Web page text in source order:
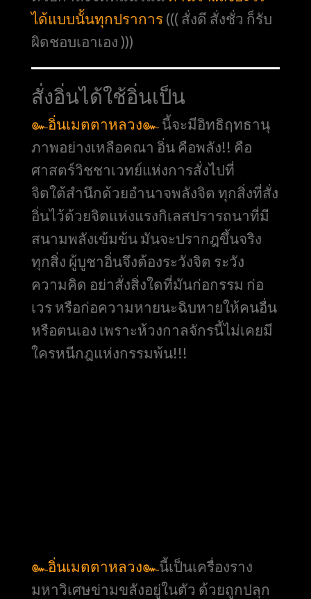
ได้แบบนั้นทุกปราการ ((( สั่งดี สั่งชั่ว ก็รับ
ผิดชอบเอาเอง )))
สั่งอิ่นได้ใช้อิ่นเป็น
๛อิ่นเมตตาหลวง๛ นี้จะมีอิทธิฤทธานุ
ภาพอย่างเหลือคณา อิ่น คือพลัง!! คือ
ศาสตร์วิชชาเวทย์แห่งการสั่งไปที่
จิตใต้สำนึกด้วยอำนาจพลังจิต ทุกสิ่งที่สั่ง
อิ่นไว้ด้วยจิตแห่งแรงกิเลสปรารถนาที่มี
สนามพลังเข้มข้น มันจะปรากฎขึ้นจริง
ทุกสิ่ง ผู้บูชาอิ่นจึงต้องระวังจิต ระวัง
ความคิด อย่าสั่งสิ่งใดที่มันก่อกรรม ก่อ
เวร หรือก่อความหายนะฉิบหายให้คนอื่น
หรือตนเอง เพราะห้วงกาลจักรนี้ไม่เคยมี
ใครหนีกฎแห่งกรรมพ้น!!!
๛อิ่นเมตตาหลวง๛นี้เป็นเครื่องราง
มหาวิเศษข่ามขลังอยู่ในตัว ด้วยถูกปลุก